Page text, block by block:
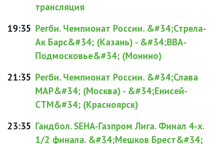
трансляция
19:35 Регби. Чемпионат России. &#34;Стрела-
Ак Барс&#34; (Казань) - &#34;ВВА-
Подмосковье&#34; (Монино)
21:35 Регби. Чемпионат России. &#34;Слава
МАР&#34; (Москва) - &#34;Енисей-
СТМ&#34; (Красноярск)
23:35 Гандбол. SEHA-Газпром Лига. Финал 4-х.
1/2 финала. &#34;Мешков Брест&#34;